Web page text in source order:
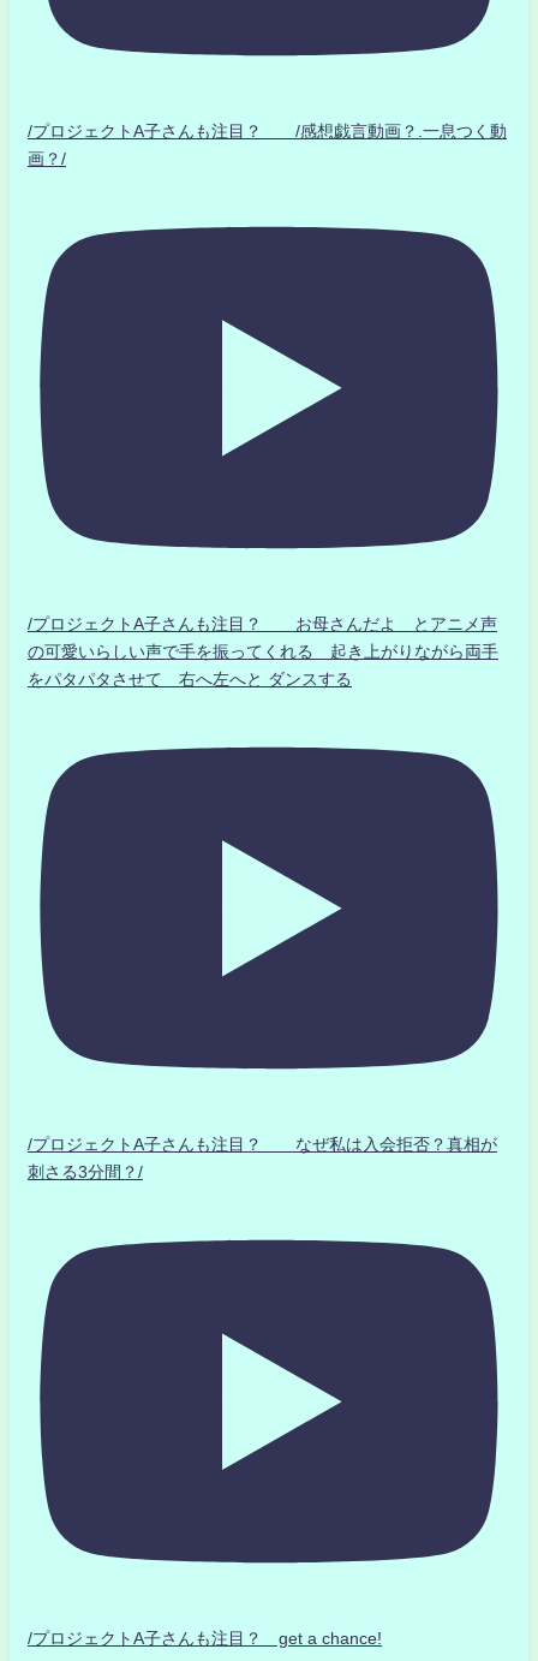
/プロジェクトA子さんも注目？ /感想戯言動画？.一息つく動
画？/
/プロジェクトA子さんも注目？ お母さんだよ とアニメ声
の可愛いらしい声で手を振ってくれる 起き上がりながら両手
をパタパタさせて 右へ左へと ダンスする
/プロジェクトA子さんも注目？ なぜ私は入会拒否？真相が
刺さる3分間？/
/プロジェクトA子さんも注目？ get a chance!